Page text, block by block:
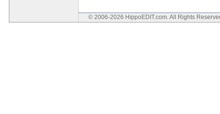
© 2006-2026 HippoEDIT.com. All Rights